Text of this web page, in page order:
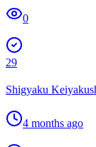
0
29
Shigyaku
4 months ago